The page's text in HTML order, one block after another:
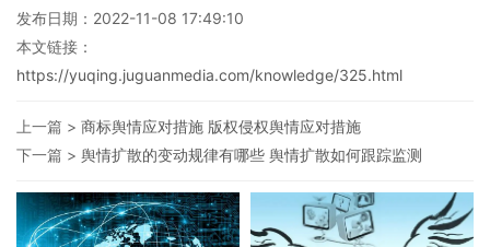
发布日期：2022-11-08 17:49:10
本文链接：
https://yuqing.juguanmedia.com/knowledge/325.html
上一篇 > 商标舆情应对措施 版权侵权舆情应对措施
下一篇 > 舆情扩散的变动规律有哪些 舆情扩散如何跟踪监测